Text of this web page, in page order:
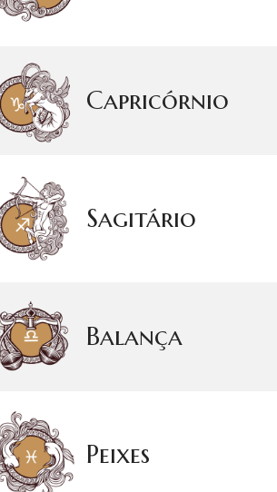
Capricórnio
Sagitário
Balança
Peixes